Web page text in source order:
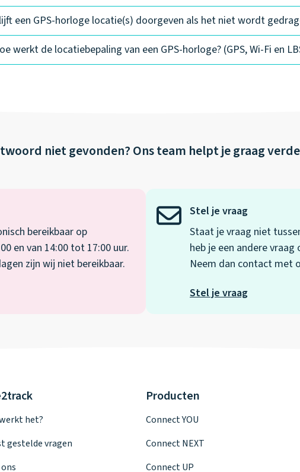
een GPS-horloge locatie(s) doorgeven als het niet wordt
werkt de locatiebepaling van een GPS-horloge? (GPS, Wi-Fi en
niet gevonden?Ons team helpt je graag
bereikbaar op
en van 14:00 tot 17:00 uur.
zijn wij niet bereikbaar.
Stel je vraag
Staat je vraag niet
heb je een andere
Neem dan contact met
Stel je vraag
het?
gestelde vragen
Producten
Connect YOU
Connect NEXT
Connect UP